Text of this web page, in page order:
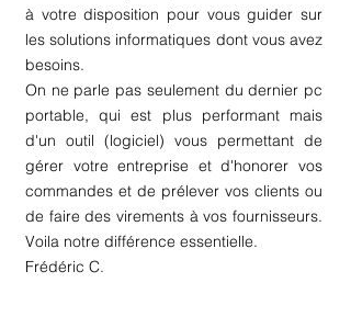
à votre disposition pour vous guider sur
les solutions informatiques dont vous avez
besoins.
On ne parle pas seulement du dernier pc
portable, qui est plus performant mais
d'un outil (logiciel) vous permettant de
gérer votre entreprise et d'honorer vos
commandes et de prélever vos clients ou
de faire des virements à vos fournisseurs.
Voila notre différence essentielle.
Frédéric C.